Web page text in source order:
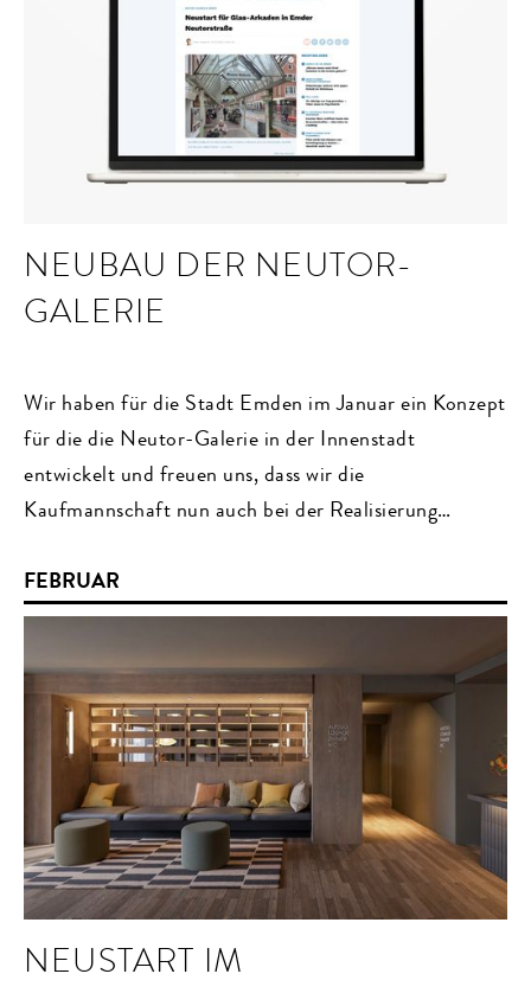
NEUBAU DER NEUTOR-
GALERIE
Wir haben für die Stadt Emden im Januar ein Konzept
für die die Neutor-Galerie in der Innenstadt
entwickelt und freuen uns, dass wir die
Kaufmannschaft nun auch bei der Realisierung
FEBRUAR
NEUSTART IM